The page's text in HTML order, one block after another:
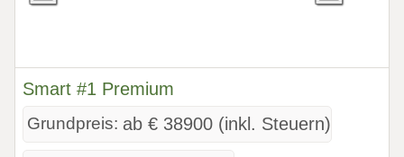
Smart #1 Premium
Grundpreis: ab € 38900 (inkl. Steuern)